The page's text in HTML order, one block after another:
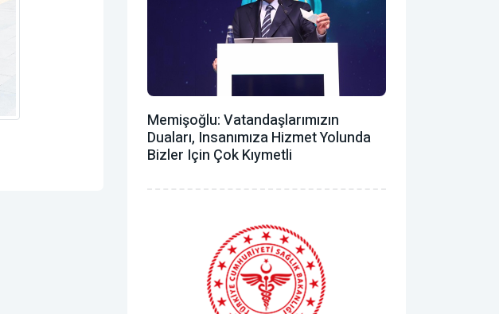
Memişoğlu: Vatandaşlarımızın
Duaları, Insanımıza Hizmet Yolunda
Bizler Için Çok Kıymetli